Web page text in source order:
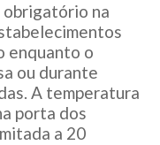
obrigatório na
enquanto o
ou durante
A temperatura
porta dos
a 20